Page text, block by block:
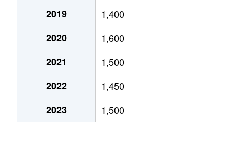
九品町
1,200万円
小信中島
1,600万円
2,700万円
440万円
430万円
2019
1,400
2020
1,600
2021
1,500
2022
1,450
2023
1,500